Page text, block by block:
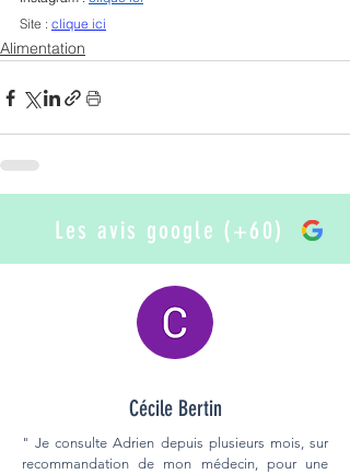
Site : clique ici
Alimentation
Les avis google (+60)
Cécile Bertin
" Je consulte Adrien depuis plusieurs mois, sur
recommandation de mon médecin, pour une